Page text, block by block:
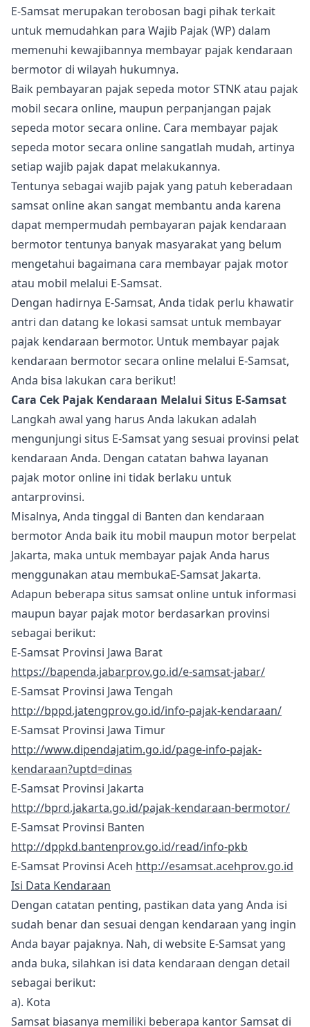
E-Samsat merupakan terobosan bagi pihak terkait
untuk memudahkan para Wajib Pajak (WP) dalam
memenuhi kewajibannya membayar pajak kendaraan
bermotor di wilayah hukumnya.
Baik pembayaran pajak sepeda motor STNK atau pajak
mobil secara online, maupun perpanjangan pajak
sepeda motor secara online. Cara membayar pajak
sepeda motor secara online sangatlah mudah, artinya
setiap wajib pajak dapat melakukannya.
Tentunya sebagai wajib pajak yang patuh keberadaan
samsat online akan sangat membantu anda karena
dapat mempermudah pembayaran pajak kendaraan
bermotor tentunya banyak masyarakat yang belum
mengetahui bagaimana cara membayar pajak motor
atau mobil melalui E-Samsat.
Dengan hadirnya E-Samsat, Anda tidak perlu khawatir
antri dan datang ke lokasi samsat untuk membayar
pajak kendaraan bermotor. Untuk membayar pajak
kendaraan bermotor secara online melalui E-Samsat,
Anda bisa lakukan cara berikut!
Cara Cek Pajak Kendaraan Melalui Situs E-Samsat
Langkah awal yang harus Anda lakukan adalah
mengunjungi situs E-Samsat yang sesuai provinsi pelat
kendaraan Anda. Dengan catatan bahwa layanan
pajak motor online ini tidak berlaku untuk
antarprovinsi.
Misalnya, Anda tinggal di Banten dan kendaraan
bermotor Anda baik itu mobil maupun motor berpelat
Jakarta, maka untuk membayar pajak Anda harus
menggunakan atau membukaE-Samsat Jakarta.
Adapun beberapa situs samsat online untuk informasi
maupun bayar pajak motor berdasarkan provinsi
sebagai berikut:
E-Samsat Provinsi Jawa Barat
https://bapenda.jabarprov.go.id/e-samsat-jabar/
E-Samsat Provinsi Jawa Tengah
http://bppd.jatengprov.go.id/info-pajak-kendaraan/
E-Samsat Provinsi Jawa Timur
http://www.dipendajatim.go.id/page-info-pajak-
kendaraan?uptd=dinas
E-Samsat Provinsi Jakarta
http://bprd.jakarta.go.id/pajak-kendaraan-bermotor/
E-Samsat Provinsi Banten
http://dppkd.bantenprov.go.id/read/info-pkb
E-Samsat Provinsi Aceh http://esamsat.acehprov.go.id
Isi Data Kendaraan
Dengan catatan penting, pastikan data yang Anda isi
sudah benar dan sesuai dengan kendaraan yang ingin
Anda bayar pajaknya. Nah, di website E-Samsat yang
anda buka, silahkan isi data kendaraan dengan detail
sebagai berikut:
a). Kota
Samsat biasanya memiliki beberapa kantor Samsat di